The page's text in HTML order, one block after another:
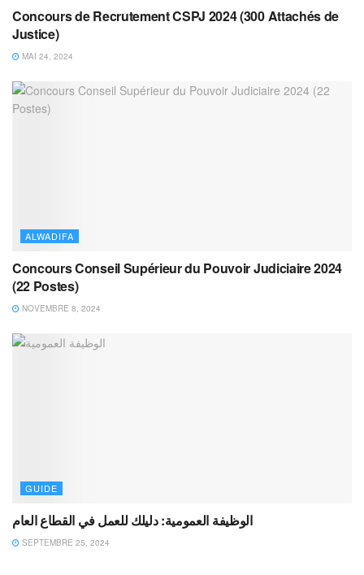
Concours de Recrutement CSPJ 2024 (300 Attachés de
Justice)
MAI 24, 2024
ALWADIFA
Concours Conseil Supérieur du Pouvoir Judiciaire 2024
(22 Postes)
NOVEMBRE 8, 2024
GUIDE
الوظيفة العمومية: دليلك للعمل في القطاع العام
SEPTEMBRE 25, 2024